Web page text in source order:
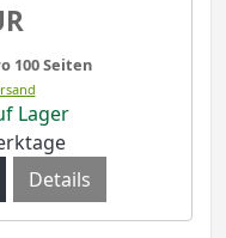
100 Seiten
Lager
Details